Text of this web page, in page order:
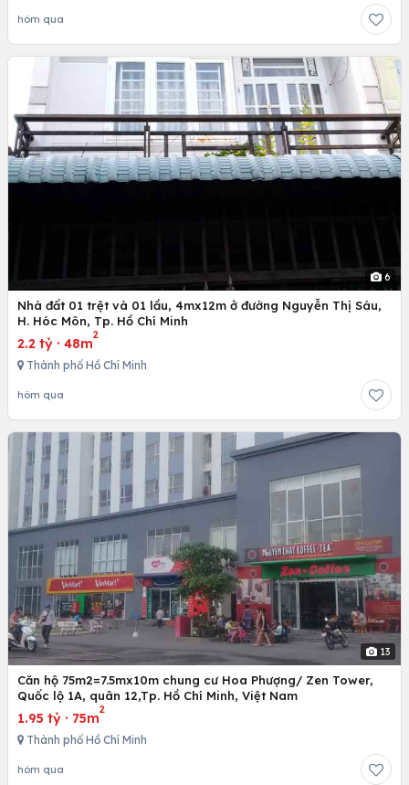
hôm qua
6
Nhà đất 01 trệt và 01 lầu, 4mx12m ở đường Nguyễn Thị Sáu,
H. Hóc Môn, Tp. Hồ Chí Minh
2.2 tỷ · 48m
2
Thành phố Hồ Chí Minh
hôm qua
13
Căn hộ 75m2=7.5mx10m chung cư Hoa Phượng/ Zen Tower,
Quốc lộ 1A, quân 12,Tp. Hồ Chí Minh, Việt Nam
1.95 tỷ · 75m
2
Thành phố Hồ Chí Minh
hôm qua